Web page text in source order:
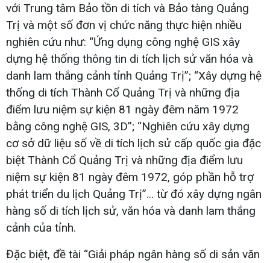
với Trung tâm Bảo tồn di tích và Bảo tàng Quảng
Trị và một số đơn vị chức năng thực hiện nhiều
nghiên cứu như: “Ứng dụng công nghệ GIS xây
dựng hệ thống thông tin di tích lịch sử văn hóa và
danh lam thắng cảnh tỉnh Quảng Trị”; “Xây dựng hệ
thống di tích Thành Cổ Quảng Trị và những địa
điểm lưu niệm sự kiện 81 ngày đêm năm 1972
bằng công nghệ GIS, 3D”; “Nghiên cứu xây dựng
cơ sở dữ liệu số về di tích lịch sử cấp quốc gia đặc
biệt Thành Cổ Quảng Trị và những địa điểm lưu
niệm sự kiện 81 ngày đêm 1972, góp phần hỗ trợ
phát triển du lịch Quảng Trị”... từ đó xây dựng ngân
hàng số di tích lịch sử, văn hóa và danh lam thắng
cảnh của tỉnh.
Đặc biệt, đề tài “Giải pháp ngân hàng số di sản văn